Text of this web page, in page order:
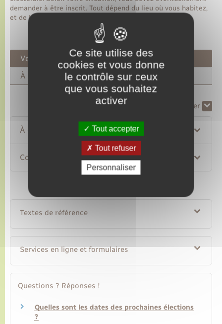
demander à être inscrit. Tout dépend du lieu où vous habitez,
et de la date à laquelle vous êtes devenu français.
Vous vivez en France
À l'étranger
Tout replier Tout déplier
À quelle date êtes-vous devenu Français ?
Comment obtenir la carte électorale ?
Textes de référence
Services en ligne et formulaires
Questions ? Réponses !
Quelles sont les dates des prochaines élections
?
Ce site utilise des
cookies et vous donne
le contrôle sur ceux
que vous souhaitez
activer
Tout accepter
Tout refuser
Personnaliser